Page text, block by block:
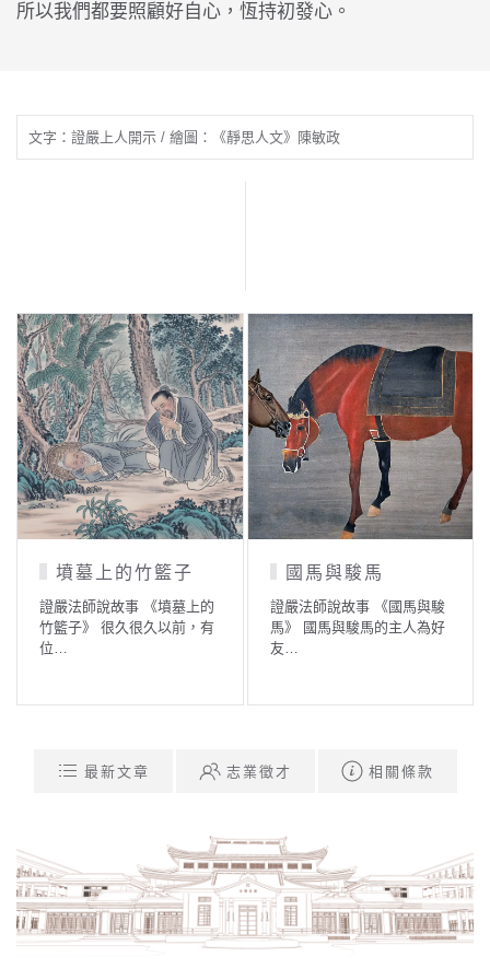
所以我們都要照顧好自心，恆持初發心。
文字：證嚴上人開示 / 繪圖：《靜思人文》陳敏政
竹籃子
《墳墓上的
久以前，有
國馬與駿馬
證嚴法師說故事 《國馬與駿
馬》 國馬與駿馬的主人為好
證嚴法師說故事
蛇》 佛陀在世時
最新文章 志業徵才 相關條款